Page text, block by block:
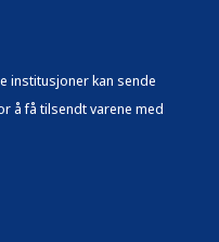
institusjoner kan sende
å få tilsendt varene med